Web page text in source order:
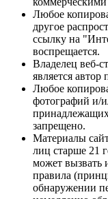
Любое
другое
ссылку на
воспрещается.
Владелец веб-
является автор
Любое
фотографий и/
принадлежащих
запрещено.
Материалы
лиц старше 21
может вызвать
правила
обнаружении